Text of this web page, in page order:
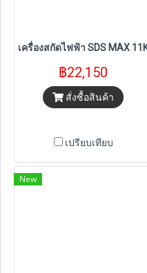
เครื่องสกัดไฟฟ้า SDS MAX
฿22,150
สั่งซื้อสินค้า
เปรียบเทียบ
New